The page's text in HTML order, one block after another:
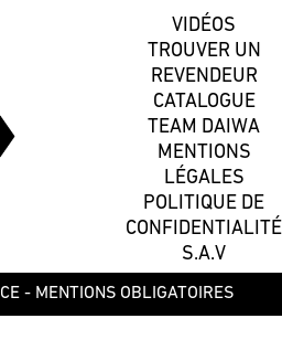
VIDÉOS
TROUVER UN
REVENDEUR
CATALOGUE
TEAM DAIWA
MENTIONS
LÉGALES
POLITIQUE DE
CONFIDENTIALITÉ
S.A.V
- MENTIONS OBLIGATOIRES